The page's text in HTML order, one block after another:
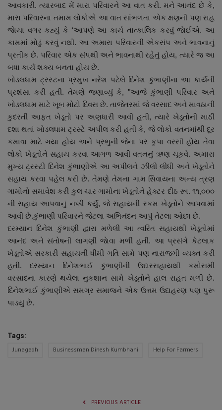
આવકારી. ત્યારબાદ મેં મારા પરિવારને આ વાત કરી. મને આનંદ છે કે,
મારા પરિવારના તમામ લોકોએ આ વાત સાંભળતા એક ક્ષણની પણ રાહ
જાેયા વગર કહ્યું કે ‘આપણે આ કાર્ય તાત્કાલિક કરવું જાેઈએ. આ
કામમાં મોડું કરવું નથી. આ અમારા પરિવારની એકસંપ અને ભાવનાનું
પ્રતીક છે. પરિવાર એક સંપથી અને ભાવનાથી રહેતું હોય, ત્યારે જ આ
બધા કાર્ય શક્ય બનતા હોય છે.
ખોડલધામ ટ્રસ્ટના પ્રમુખ નરેશ પટેલે દિનેશ કુંભાણીના આ કાર્યની
પ્રશંસા કરી હતી. તેમણે જણાવ્યું કે, "આજે કુંભાણી પરિવાર અને
ખોડલધામ માટે ખૂબ મોટો દિવસ છે. તાજેતરમાં જે વરસાદ અને માવઠાની
કુદરતી આફત ખેડૂતો પર અણધારી આવી હતી, ત્યારે ખેડૂતોની માઠી
દશા થતાં ખોડલધામ ટ્રસ્ટે અપીલ કરી હતી કે, જે લોકો વતનમાંથી દૂર
કમાવા માટે ગયા હોય અને પ્રભુની જેના પર કૃપા વરસી હોય તેવા
લોકો ખેડૂતોને સહાય કરવા આગળ આવી વતનનું ઋણ ચૂકવે. અમારા
મુખ્ય ટ્રસ્ટી દિનેશ કુંભાણીએ આ અપીલને ઝીલી લીધી અને ખેડૂતોને
સહાય કરવા પહેલ કરી છે. તેમણે તેમના ગામ સિવાયના અન્ય ત્રણ
ગામોનો સમાવેશ કરી કુલ ચાર ગામોના ખેડૂતોને હેક્ટર દીઠ રૂા. ૧૧,૦૦૦
ની સહાય આપવાનું નક્કી કર્યું, જે સહાયની રકમ ખેડૂતોને આપવામાં
આવી છે.કુંભાણી પરિવારને જેટલા અભિનંદન આપું તેટલા ઓછા છે.
દરમ્યાન દિનેશ કુંભાણી દ્વારા મળેલી આ ત્વરિત સહાયથી ખેડૂતોમાં
આનંદ અને સંતોષની લાગણી જાેવા મળી હતી. આ પ્રસંગે કેટલાક
ખેડૂતોએ સરકારી સહાયની ધીમી ગતિ સામે પણ નારાજગી વ્યક્ત કરી
હતી. દરમ્યાન દિનેશભાઈ કુંભાણીની ઉદારસહાયથી કમોસમી
વરસાદના કારણે થયેલા નુકશાન સામે ખેડૂતોને હાલ રાહત મળી છે.
દિનેશભાઈ કુંભાણીએ સમગ્ર સમાજને એક ઉત્તમ ઉદાહરણ પણ પુરૂ
પાડયું છે.
Tags:
Junagadh Businessman Dinesh Kumbhani Help For Farmers
PREVIOUS ARTICLE